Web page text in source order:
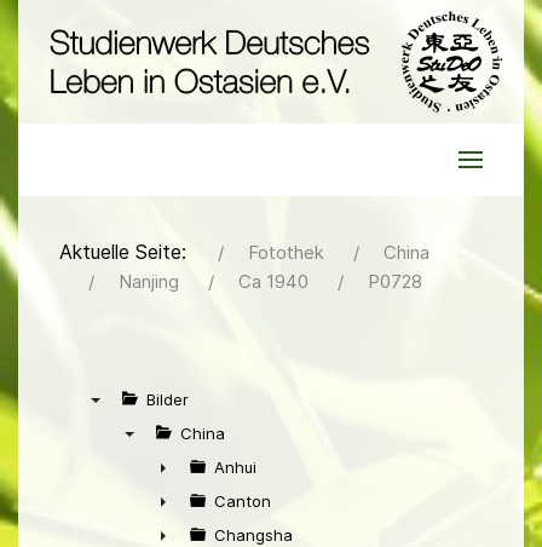
Aktuelle Seite: Fotothek
China
Nanjing
Ca 1940 P0728
Bilder
China
►
Anhui
►
Canton
Changsha